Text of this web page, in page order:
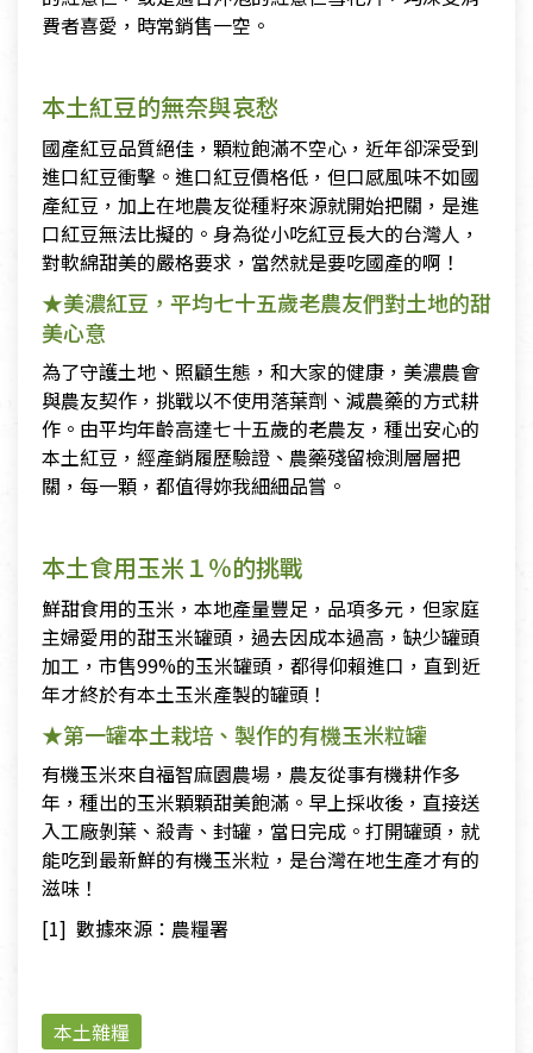
費者喜愛，時常銷售一空。
本土紅豆的無奈與哀愁
國產紅豆品質絕佳，顆粒飽滿不空心，近年卻深受到
進口紅豆衝擊。進口紅豆價格低，但口感風味不如國
產紅豆，加上在地農友從種籽來源就開始把關，是進
口紅豆無法比擬的。身為從小吃紅豆長大的台灣人，
對軟綿甜美的嚴格要求，當然就是要吃國產的啊！
★美濃紅豆，平均七十五歲老農友們對土地的甜
美心意
為了守護土地、照顧生態，和大家的健康，美濃農會
與農友契作，挑戰以不使用落葉劑、減農藥的方式耕
作。由平均年齡高達七十五歲的老農友，種出安心的
本土紅豆，經產銷履歷驗證、農藥殘留檢測層層把
關，每一顆，都值得妳我細細品嘗。
本土食用玉米１％的挑戰
鮮甜食用的玉米，本地產量豐足，品項多元，但家庭
主婦愛用的甜玉米罐頭，過去因成本過高，缺少罐頭
加工，市售99%的玉米罐頭，都得仰賴進口，直到近
年才終於有本土玉米產製的罐頭！
★第一罐本土栽培、製作的有機玉米粒罐
有機玉米來自福智麻園農場，農友從事有機耕作多
年，種出的玉米顆顆甜美飽滿。早上採收後，直接送
入工廠剝葉、殺青、封罐，當日完成。打開罐頭，就
能吃到最新鮮的有機玉米粒，是台灣在地生產才有的
滋味！
[1] 數據來源：農糧署
本土雜糧